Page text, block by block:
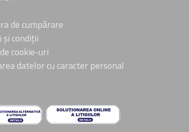
de cumpărare
și condiții
cookie-uri
datelor cu caracter personal